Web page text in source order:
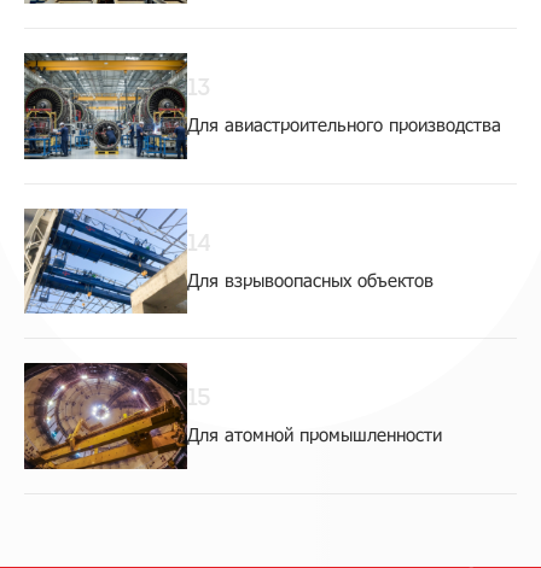
13
Для авиастроительного производства
14
Для взрывоопасных объектов
15
Для атомной промышленности